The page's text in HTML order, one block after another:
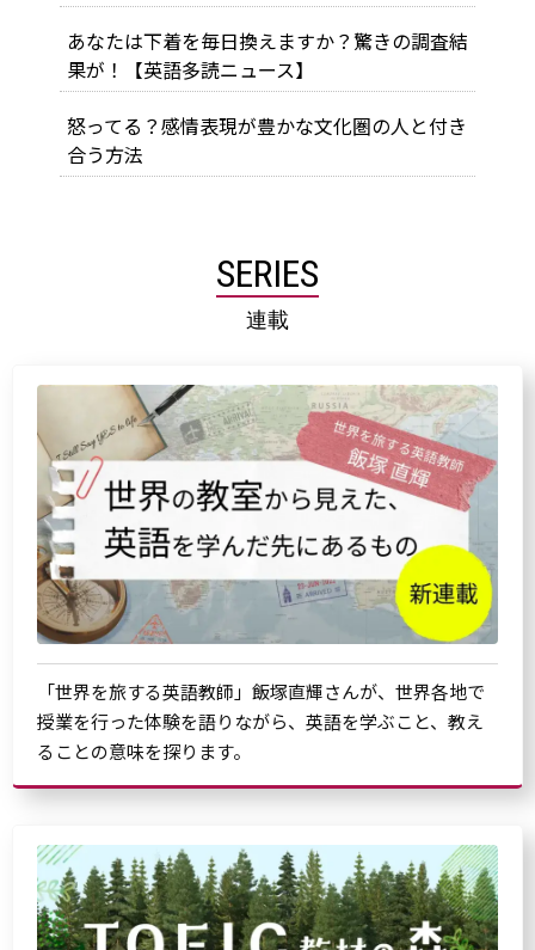
あなたは下着を毎日換えますか？驚きの調査結
果が！【英語多読ニュース】
怒ってる？感情表現が豊かな文化圏の人と付き
合う方法
SERIES
連載
「世界を旅する英語教師」飯塚直輝さんが、世界各地で
授業を行った体験を語りながら、英語を学ぶこと、教え
ることの意味を探ります。